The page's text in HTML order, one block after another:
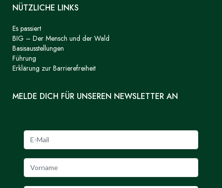
NÜTZLICHE LINKS
Es passiert
BIG – Der Mensch und der Wald
Basisausstellungen
Führung
Erklärung zur Barrierefreiheit
MELDE DICH FÜR UNSEREN NEWSLETTER AN